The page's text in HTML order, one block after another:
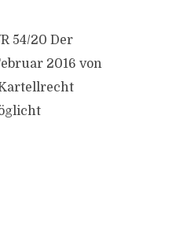
54/20 Der
2016 von